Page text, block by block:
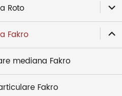
Roto
copil
Fakro
mediana Fakro
Fakro